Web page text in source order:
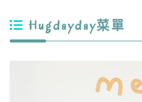
Hugdayday菜單